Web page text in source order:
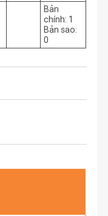
Bản
chính: 1
Bản sao:
0